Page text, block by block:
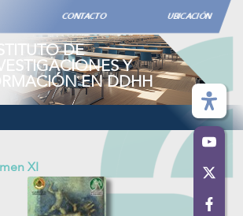
CONTACTO UBICACIÓN
DE
Y
EN DDHH
XI